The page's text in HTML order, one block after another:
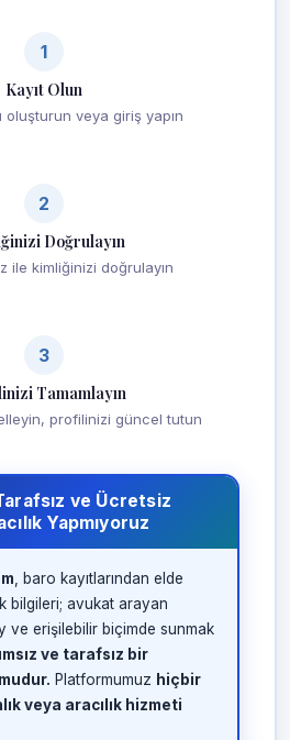
1
Kayıt Olun
oluşturun veya giriş yapın
2
Doğrulayın
ile kimliğinizi doğrulayın
3
Tamamlayın
profilinizi güncel tutun
ve Ücretsiz
Yapmıyoruz
, baro kayıtlarından elde
bilgileri; avukat arayan
ve erişilebilir biçimde sunmak
ve tarafsız bir
Platformumuz hiçbir
veya aracılık hizmeti